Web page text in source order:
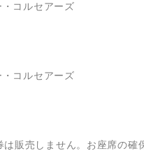
コルセアーズ
コルセアーズ
販売しません。お座席の確